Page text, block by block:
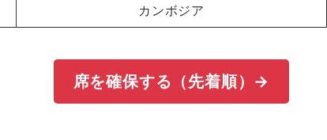
カンボジア
席を確保する（先着順）→